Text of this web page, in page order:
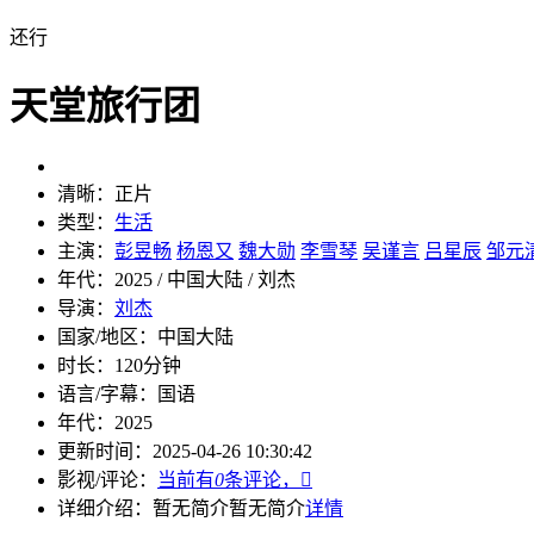
还行
天堂旅行团
清晰： 正片
类型： 生活
主演： 彭昱畅 杨恩又 魏大勋 李雪琴 吴谨言 吕星辰 邹元
年代： 2025 / 中国大陆 / 刘杰
导演： 刘杰
国家/地区： 中国大陆
时长： 120分钟
语言/字幕：
国语
年代： 2025
更新时间： 2025-04-26 10:30:42
影视/评论：
当前有0条评论，

详细介绍： 暂无简介暂无简介详情